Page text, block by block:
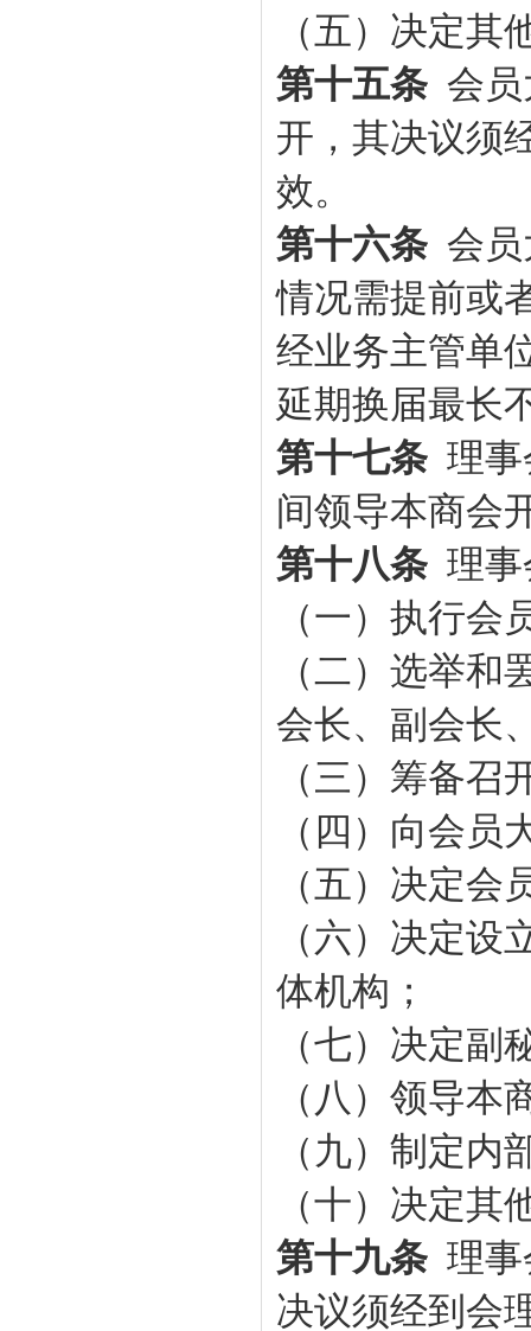
（五）决定其
第十五条 会
开，其决议须
效。
第十六条 会
情况需提前或
经业务主管单
延期换届最长
第十七条 理
间领导本商会
第十八条 理
（一）执行会
（二）选举
会长、副会长
（三）筹备召
（四）向会员
（五）决定会
（六）决定
体机构；
（七）决定
（八）领导本
（九）制定内
（十）决定其
第十九条 理
决议须经到会